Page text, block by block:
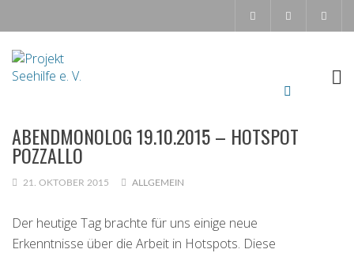
ABENDMONOLOG 19.10.2015 – HOTSPOT
POZZALLO
21. OKTOBER 2015 ALLGEMEIN
Der heutige Tag brachte für uns einige neue
Erkenntnisse über die Arbeit in Hotspots. Diese